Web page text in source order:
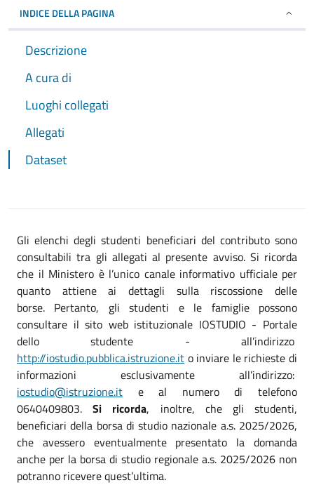
INDICE DELLA PAGINA
Descrizione
A cura di
Luoghi collegati
Allegati
Dataset
Gli elenchi degli studenti beneficiari del contributo sono
consultabili tra gli allegati al presente avviso. Si ricorda
che il Ministero è l’unico canale informativo ufficiale per
quanto attiene ai dettagli sulla riscossione delle
borse. Pertanto, gli studenti e le famiglie possono
consultare il sito web istituzionale IOSTUDIO - Portale
dello studente - all’indirizzo
http://iostudio.pubblica.istruzione.it o inviare le richieste di
informazioni esclusivamente all’indirizzo:
iostudio@istruzione.it e al numero di telefono
0640409803.Si ricorda, inoltre, che gli studenti,
beneficiari della borsa di studio nazionale a.s. 2025/2026,
che avessero eventualmente presentato la domanda
anche per la borsa di studio regionale a.s. 2025/2026 non
potranno ricevere quest’ultima.